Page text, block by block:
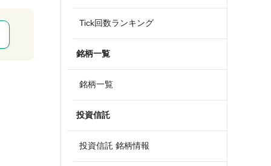
Tick回数ランキング
銘柄一覧
銘柄一覧
投資信託
投資信託 銘柄情報